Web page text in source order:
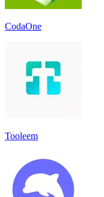
CodaOne
Tooleem